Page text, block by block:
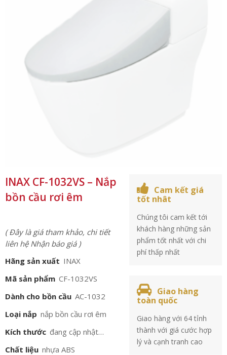
INAX CF-1032VS – Nắp
bồn cầu rơi êm
( Đây là giá tham khảo, chi tiết
liên hệ Nhận báo giá )
Hãng sản xuất INAX
Mã sản phẩm CF-1032VS
Dành cho bồn cầu AC-1032
Loại nắp nắp bồn cầu rơi êm
Kích thước đang cập nhật…
Chất liệu nhựa ABS
Cam kết giá
tốt nhât
Chúng tôi cam kết tới
khách hàng những sản
phẩm tốt nhất với chi
phí thấp nhất
Giao hàng
toàn quốc
Giao hàng với 64 tỉnh
thành với giá cước hợp
lý và cạnh tranh cao